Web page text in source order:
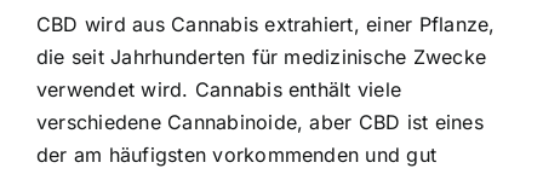
CBD wird aus Cannabis extrahiert, einer Pflanze,
die seit Jahrhunderten für medizinische Zwecke
verwendet wird. Cannabis enthält viele
verschiedene Cannabinoide, aber CBD ist eines
der am häufigsten vorkommenden und gut